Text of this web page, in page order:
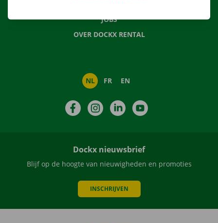
JOBS
OVER DOCKX RENTAL
NL FR EN
FacebookInstagramLinkedIn
Dockx nieuwsbrief
Blijf op de hoogte van nieuwigheden en promoties
INSCHRIJVEN